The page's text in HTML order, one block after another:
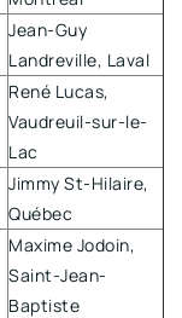
Jean-Guy
Landreville, Laval
René Lucas,
Vaudreuil-sur-le-
Lac
Jimmy St-Hilaire,
Québec
Maxime Jodoin,
Saint-Jean-
Baptiste